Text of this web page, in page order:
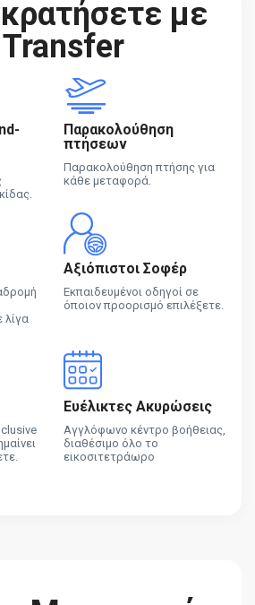
κρατήσετε με
Παρακολούθηση
πτήσεων
Παρακολούθηση πτήσης για
κάθε μεταφορά.
λίγα
Αξιόπιστοι Σοφέρ
Εκπαιδευμένοι οδηγοί σε
όποιον προορισμό επιλέξετε.
Ευέλικτες Ακυρώσεις
Αγγλόφωνο κέντρο βοήθειας,
διαθέσιμο όλο το
εικοσιτετράωρο